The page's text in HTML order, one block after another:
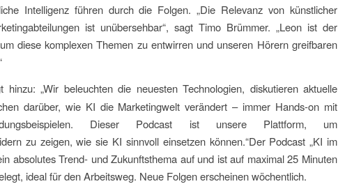
Intelligenz führen durch die Folgen. „Die Relevanz von künstlicher
ist unübersehbar“, sagt Timo Brümmer. „Leon ist der
diese komplexen Themen zu entwirren und unseren Hörern greifbaren
„Wir beleuchten die neuesten Technologien, diskutieren aktuelle
darüber, wie KI die Marketingwelt verändert – immer Hands-on mit
Dieser Podcast ist unsere Plattform, um
zu zeigen, wie sie KI sinnvoll einsetzen können.“Der Podcast „KI im
absolutes Trend- und Zukunftsthema auf und ist auf maximal 25 Minuten
ideal für den Arbeitsweg. Neue Folgen erscheinen wöchentlich.